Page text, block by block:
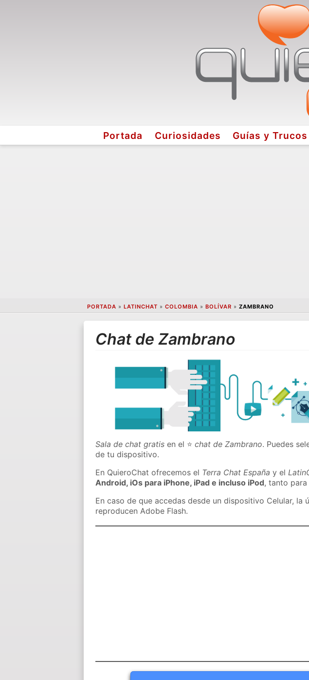
Portada Curiosidades Guías y Trucos
PORTADA » LATINCHAT » COLOMBIA » BOLÍVAR » ZAMBRANO
Chat de Zambrano
Sala de chat gratis en el ⭐chat de Zambrano. Puedes
de tu dispositivo.
En QuieroChat ofrecemos el Terra Chat España y el
Android, iOs para iPhone, iPad e incluso iPod, tanto
En caso de que accedas desde un dispositivo Celular,
reproducen Adobe Flash.